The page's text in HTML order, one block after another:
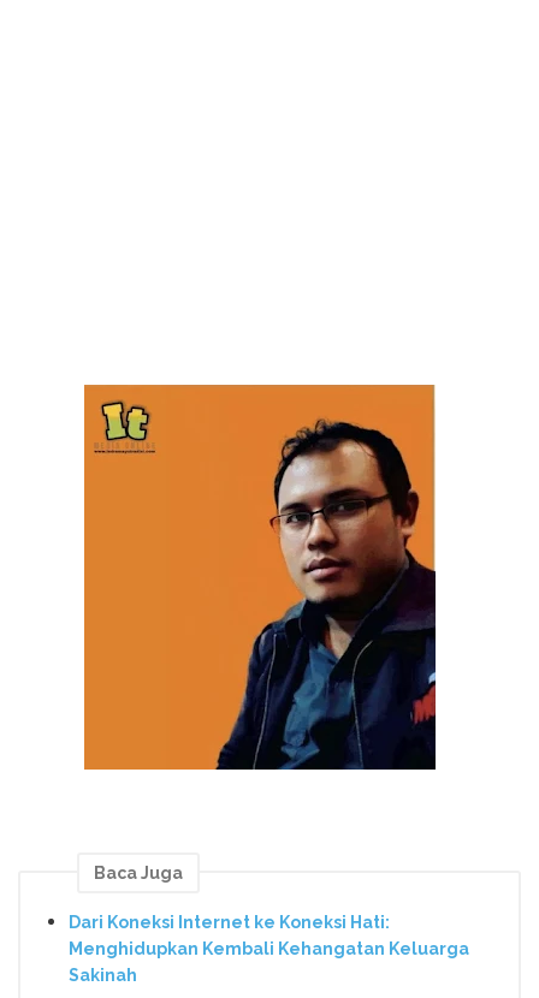
Baca Juga
Dari Koneksi Internet ke Koneksi Hati:
Menghidupkan Kembali Kehangatan Keluarga
Sakinah